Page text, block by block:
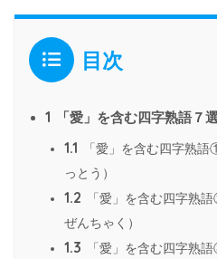
目次
1 「愛」を含む四字熟語７選
1.1
「愛」を含む四字熟
っとう）
1.2
「愛」を含む四字熟
ぜんちゃく）
1.3
「愛」を含む四字熟